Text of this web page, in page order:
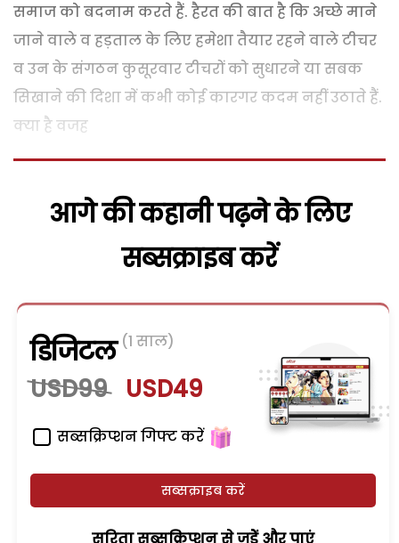
समाज को बदनाम करते हैं. हैरत की बात है कि अच्छे माने
जाने वाले व हड़ताल के लिए हमेशा तैयार रहने वाले टीचर
व उन के संगठन कुसूरवार टीचरों को सुधारने या सबक
सिखाने की दिशा में कभी कोई कारगर कदम नहीं उठाते हैं.
क्या है वजह
आगे की कहानी पढ़ने के लिए
सब्सक्राइब करें
डिजिटल (1 साल)
USD99 USD49
सब्सक्रिप्शन गिफ्ट करें
सब्सक्राइब करें
सरिता सब्सक्रिप्शन से जुड़ेें और पाएं